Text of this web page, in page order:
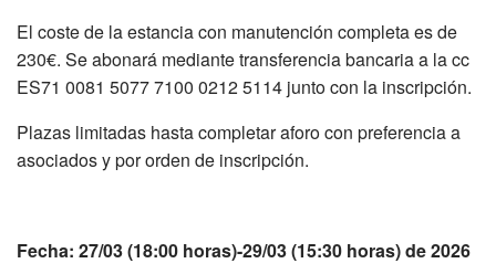
El coste de la estancia con manutención completa es de
230€. Se abonará mediante transferencia bancaria a la cc
ES71 0081 5077 7100 0212 5114 junto con la inscripción.
Plazas limitadas hasta completar aforo con preferencia a
asociados y por orden de inscripción.
Fecha: 27/03 (18:00 horas)-29/03 (15:30 horas) de 2026